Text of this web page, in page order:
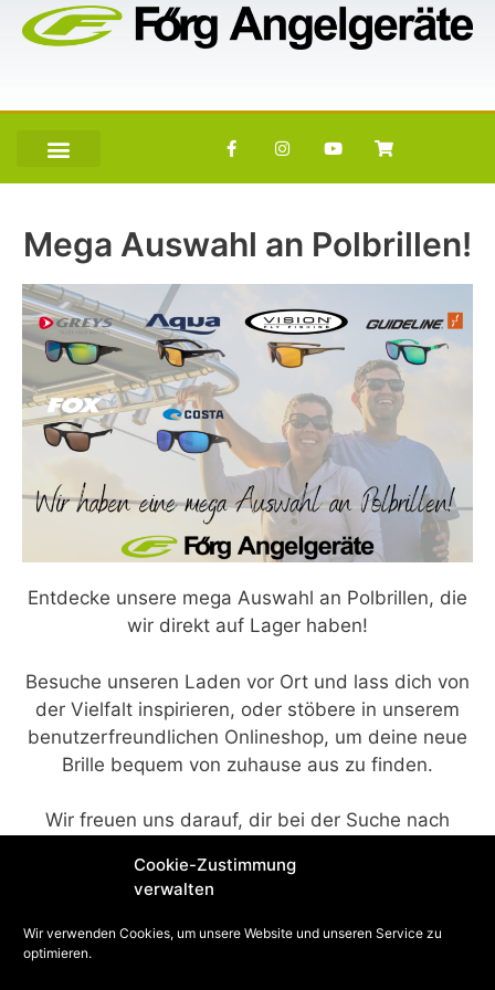
Cookie-Zustimmung
verwalten
Wir verwenden Cookies, um unsere Website und unseren Service zu
optimieren.
Mega Auswahl an Polbrillen!
Entdecke unsere mega Auswahl an Polbrillen, die
wir direkt auf Lager haben!
Besuche unseren Laden vor Ort und lass dich von
der Vielfalt inspirieren, oder stöbere in unserem
benutzerfreundlichen Onlineshop, um deine neue
Brille bequem von zuhause aus zu finden.
Wir freuen uns darauf, dir bei der Suche nach
Hier geht zu den Brillen im Onlineshop!